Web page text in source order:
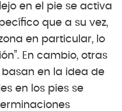
en el pie se activa
que a su vez,
en particular, lo
En cambio, otras
en la idea de
en los pies se